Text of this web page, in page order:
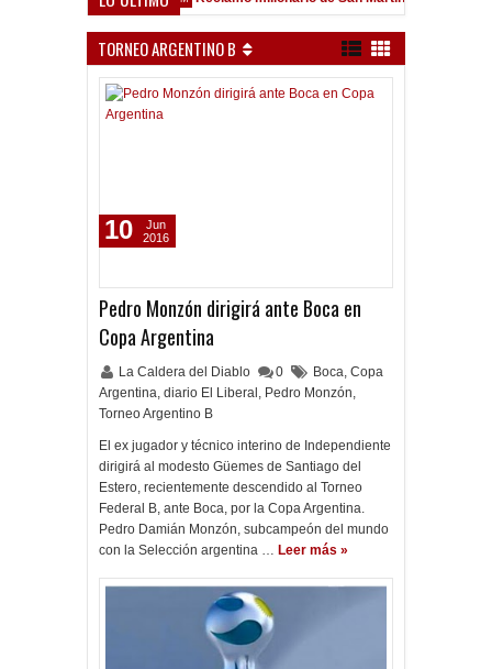
TORNEO ARGENTINO B
Pedro Monzón dirigirá ante Boca en
Copa Argentina
La Caldera del Diablo 0 Boca, Copa
Argentina, diario El Liberal , Pedro Monzón,
Torneo Argentino B
El ex jugador y técnico interino de Independiente
dirigirá al modesto Güemes de Santiago del
Estero, recientemente descendido al Torneo
Federal B, ante Boca, por la Copa Argentina.
Pedro Damián Monzón, subcampeón del mundo
con la Selección argentina … Leer más »
10
Jun
2016